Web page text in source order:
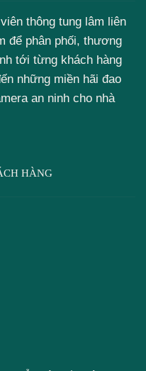
thông tung lâm liên
để phân phối, thương
tới từng khách hàng
những miền hãi đao
an ninh cho nhà
HÀNG